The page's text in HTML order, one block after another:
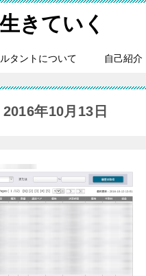
きていく
タントについて 自己紹介
2016年10月13日